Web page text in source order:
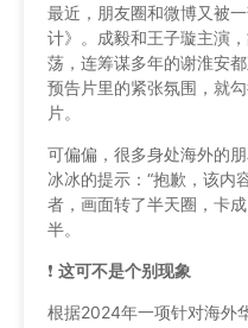
最近，朋友圈和微博又被
计》。成毅和王子璇主演
荡，连筹谋多年的谢淮安
预告片里的紧张氛围，就
片。
可偏偏，很多身处海外的
冰冰的提示：“抱歉，该内
者，画面转了半天圈，卡
半。
❗️ 这可不是个别现象
根据2024年一项针对海外